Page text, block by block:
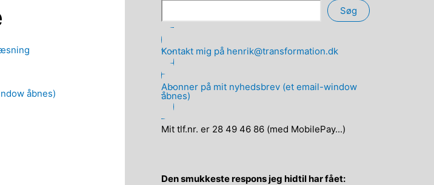
åbnes)
Søg
Kontakt mig på henrik@transformation.dk
Abonner på mit nyhedsbrev (et email-window
åbnes)
Mit tlf.nr. er 28 49 46 86 (med MobilePay...)
Den smukkeste respons jeg hidtil har fået: